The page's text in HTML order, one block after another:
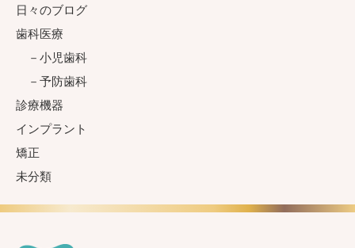
日々のブログ
歯科医療
小児歯科
予防歯科
診療機器
インプラント
矯正
未分類